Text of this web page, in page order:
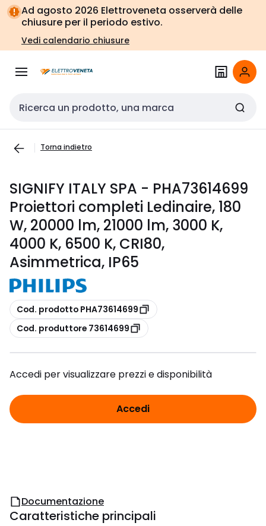
Vai alla
navigazione
Vai
alla
pagina
Ad agosto 2026 Elettroveneta osserverà delle
chiusure per il periodo estivo.
Vedi calendario chiusure
Cerca input
Torna indietro
SIGNIFY ITALY SPA - PHA73614699
Proiettori completi Ledinaire, 180
W, 20000 lm, 21000 lm, 3000 K,
4000 K, 6500 K, CRI80,
Asimmetrica, IP65
copia
Cod. prodotto PHA73614699
copia
Cod. produttore 73614699
Accedi per visualizzare prezzi e disponibilità
Accedi
Documentazione
Caratteristiche principali